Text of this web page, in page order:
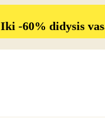
Iki -60% didysis